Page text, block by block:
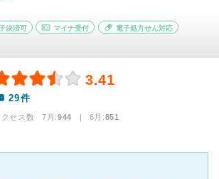
決済可 マイナ受付 電子処方せん対応
3.41
29件
クセス数 7月:944 | 6月:851